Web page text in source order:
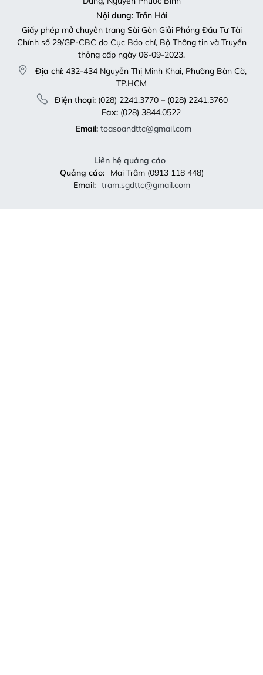
Nội dung:Trần Hải
Giấy phép mở chuyên trang Sài Gòn Giải Phóng Đầu Tư Tài
Chính số 29/GP-CBC do Cục Báo chí, Bộ Thông tin và Truyền
thông cấp ngày 06-09-2023.
Địa chỉ: 432-434 Nguyễn Thị Minh Khai, Phường Bàn Cờ,
TP.HCM
Điện thoại:(028) 2241.3770 – (028) 2241.3760
Fax:(028) 3844.0522
Email: toasoandttc@gmail.com
Liên hệ quảng cáo
Quảng cáo:
Mai Trâm (0913 118 448)
Email: tram.sgdttc@gmail.com